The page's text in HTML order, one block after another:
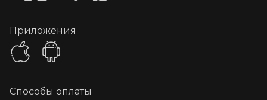
Приложения
Способы оплаты